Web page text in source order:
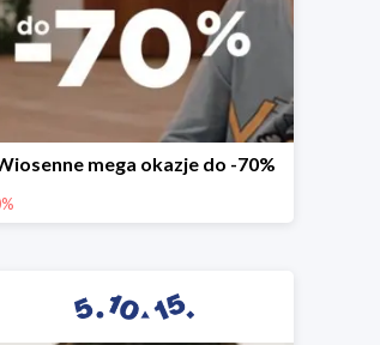
mega okazje do -70%